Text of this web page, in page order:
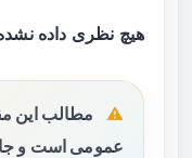
هیچ نظری داده
مطالب این
عمومی است و